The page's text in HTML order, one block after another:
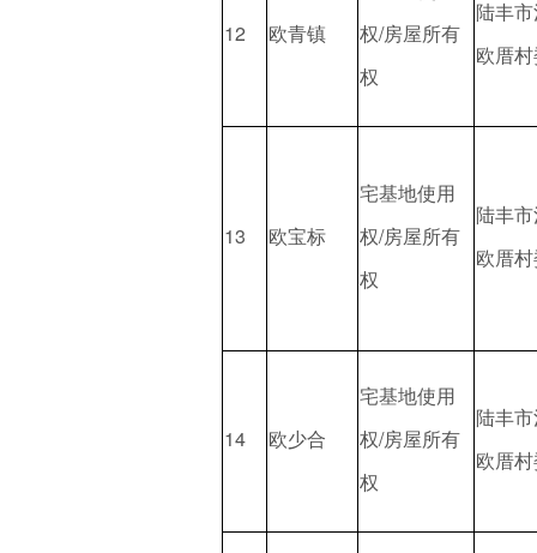
12 欧青镇
权/房屋所有
权
陆丰
欧厝
13 欧宝标
宅基地使用
权/房屋所有
权
陆丰
欧厝
14 欧少合
宅基地使用
权/房屋所有
权
陆丰
欧厝